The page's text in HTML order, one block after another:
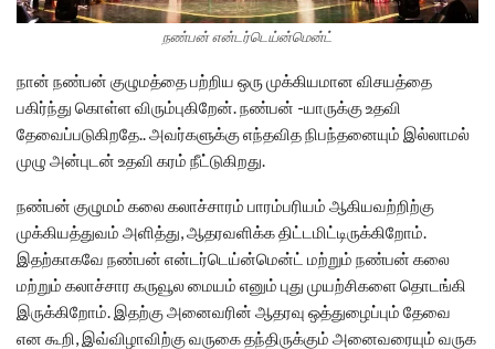
நண்பன் என்டர்டெய்ன்மென்ட்
நான் நண்பன் குழுமத்தை பற்றிய ஒரு முக்கியமான விசயத்தை
பகிர்ந்து கொள்ள விரும்புகிறேன். நண்பன் -யாருக்கு உதவி
தேவைப்படுகிறதே.. அவர்களுக்கு எந்தவித நிபந்தனையும் இல்லாமல்
முழு அன்புடன் உதவி கரம் நீட்டுகிறது.
நண்பன் குழுமம் கலை கலாச்சாரம் பாரம்பரியம் ஆகியவற்றிற்கு
முக்கியத்துவம் அளித்து, ஆதரவளிக்க திட்டமிட்டிருக்கிறோம்.
இதற்காகவே நண்பன் என்டர்டெய்ன்மென்ட் மற்றும் நண்பன் கலை
மற்றும் கலாச்சார கருவூல மையம் எனும் புது முயற்சிகளை தொடங்கி
இருக்கிறோம். இதற்கு அனைவரின் ஆதரவு ஒத்துழைப்பும் தேவை
என கூறி, இவ்விழாவிற்கு வருகை தந்திருக்கும் அனைவரையும் வருக